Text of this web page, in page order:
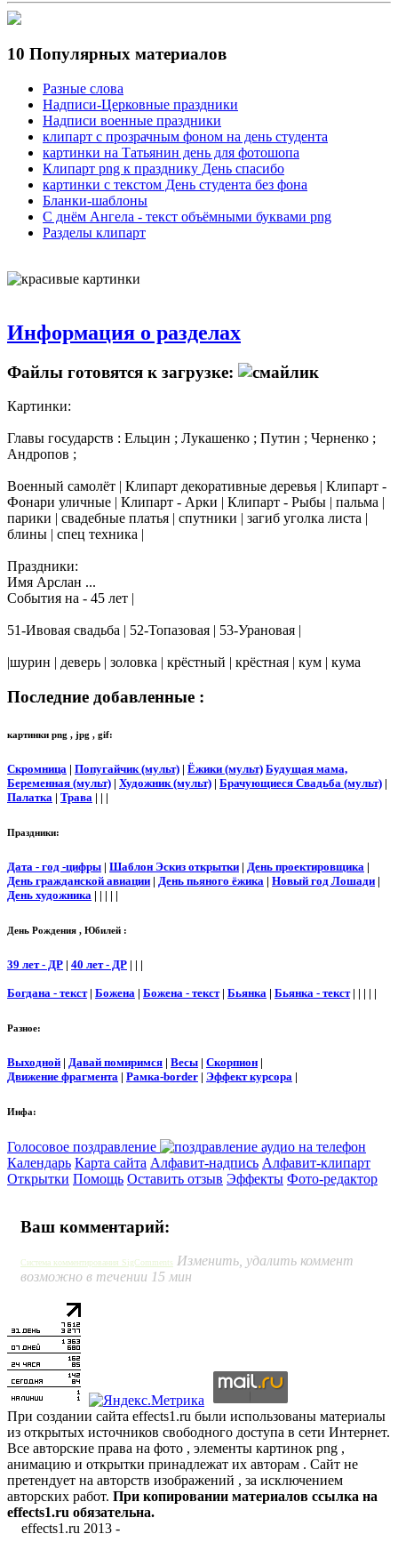
10 Популярных материалов
Разные слова
Надписи-Церковные праздники
Надписи военные праздники
клипарт с прозрачным фоном на день студента
картинки на Татьянин день для фотошопа
Клипарт png к празднику День спасибо
картинки с текстом День студента без фона
Бланки-шаблоны
С днём Ангела - текст объёмными буквами png
Разделы клипарт
Информация о разделах
Файлы готовятся к загрузке:
Картинки:
Главы государств : Ельцин ; Лукашенко ; Путин ; Черненко ;
Андропов ;
Военный самолёт | Клипарт декоративные деревья | Клипарт -
Фонари уличные | Клипарт - Арки | Клипарт - Рыбы | пальма |
парики | свадебные платья | спутники | загиб уголка листа |
блины | спец техника |
Праздники:
Имя Арслан ...
События на - 45 лет |
51-Ивовая свадьба | 52-Топазовая | 53-Урановая |
|шурин | деверь | золовка | крёстный | крёстная | кум | кума
Последние добавленные :
картинки png , jpg , gif:
Скромница | Попугайчик (мульт) | Ёжики (мульт) Будущая мама,
Беременная (мульт) | Художник (мульт) | Брачующиеся Свадьба (мульт) |
Палатка | Трава | | |
Праздники:
Дата - год -цифры | Шаблон Эскиз открытки | День проектировщика |
День гражданской авиации | День пьяного ёжика | Новый год Лошади |
День художника | | | | |
День Рождения , Юбилей :
39 лет - ДР | 40 лет - ДР | | |
Богдана - текст| Божена | Божена - текст| Бьянка | Бьянка - текст| | | | |
Разное:
Выходной | Давай помиримся | Весы | Скорпион |
Движение фрагмента | Рамка-border | Эффект курсора |
Инфа:
Голосовое поздравление
Календарь Карта сайта Алфавит-надпись Алфавит-клипарт
Открытки Помощь Оставить отзыв Эффекты Фото-редактор
Ваш комментарий:
Система комментирования SigComments Изменить, удалить коммент
возможно в течении 15 мин
При создании сайта effects1.ru были использованы материалы
из открытых источников свободного доступа в сети Интернет.
Все авторские права на фото , элементы картинок png ,
анимацию и открытки принадлежат их авторам . Сайт не
претендует на авторств изображений , за исключением
авторских работ. При копировании материалов ссылка на
effects1.ru обязательна.
effects1.ru 2013 -